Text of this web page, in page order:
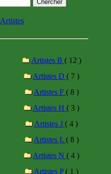
Artistes
Artistes B ( 12 )
Artistes D ( 7 )
Artistes F ( 8 )
Artistes H ( 3 )
Artistes J ( 4 )
Artistes L ( 8 )
Artistes N ( 4 )
Artistes P( 1 )